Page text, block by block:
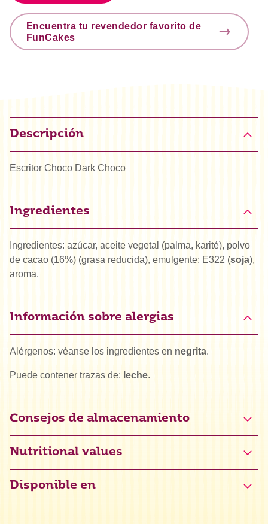
Encuentra tu revendedor favorito de
FunCakes
Descripción
Escritor Choco Dark Choco
Ingredientes
Ingredientes: azúcar, aceite vegetal (palma, karité), polvo
de cacao (16%) (grasa reducida), emulgente: E322 (soja),
aroma.
Información sobre alergias
Alérgenos: véanse los ingredientes en negrita.
Puede contener trazas de: leche.
Consejos de almacenamiento
Nutritional values
Disponible en